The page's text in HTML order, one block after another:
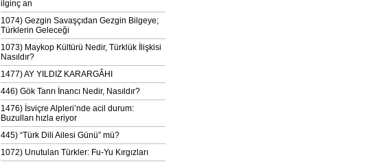
ilginç an
1074) Gezgin Savaşçıdan Gezgin Bilgeye;
Türklerin Geleceği
1073) Maykop Kültürü Nedir, Türklük İlişkisi
Nasıldır?
1477) AY YILDIZ KARARGÂHI
446) Gök Tanrı İnancı Nedir, Nasıldır?
1476) İsviçre Alpleri’nde acil durum:
Buzulları hızla eriyor
445) “Türk Dili Ailesi Günü” mü?
1072) Unutulan Türkler: Fu-Yu Kırgızları